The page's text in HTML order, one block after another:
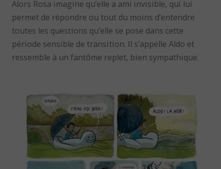
Alors Rosa imagine qu’elle a ami invisible, qui lui
permet de répondre ou tout du moins d’entendre
toutes les questions qu’elle se pose dans cette
période sensible de transition. Il s’appelle Aldo et
ressemble à un fantôme replet, bien sympathique.